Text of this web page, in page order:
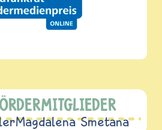
Magdalena Smetana